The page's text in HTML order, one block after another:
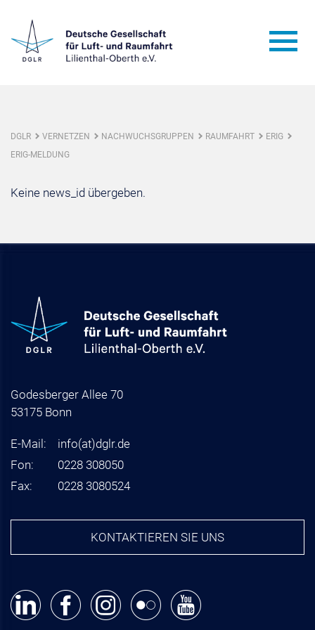
DGLR VERNETZEN NACHWUCHSGRUPPEN RAUMFAHRT
ERIG
ERIG-MELDUNG
Keine news_id übergeben.
Godesberger Allee 70
53175 Bonn
E-Mail: info(at)dglr.de
Fon:
0228 308050
Fax:
0228 3080524
KONTAKTIEREN SIE UNS